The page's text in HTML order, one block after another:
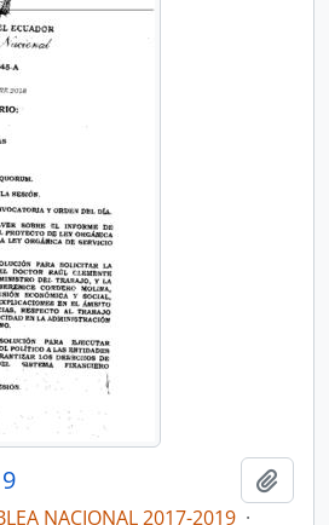
NACIONAL 2017-2019 ·